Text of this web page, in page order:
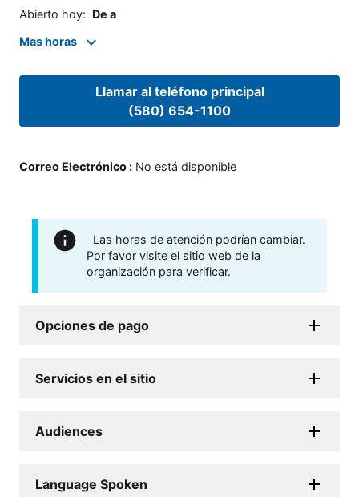
Abierto hoy: De a
Mas horas
Llamar al teléfono principal
(580) 654-1100
Correo Electrónico : No está disponible
Las horas de atención podrían cambiar.
Por favor visite el sitio web de la
organización para verificar.
Opciones de pago
Servicios en el sitio
Audiences
Language Spoken